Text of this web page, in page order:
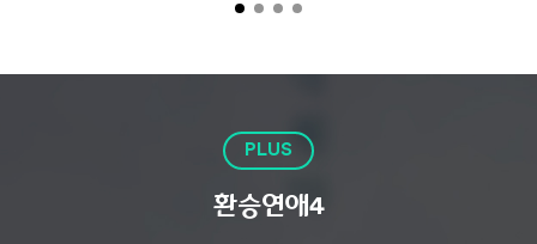
PLUS
환승연애4